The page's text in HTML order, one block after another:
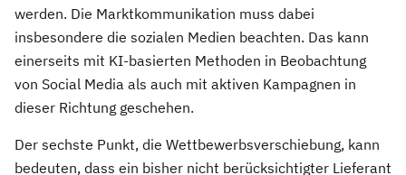
werden. Die Marktkommunikation muss dabei
insbesondere die sozialen Medien beachten. Das kann
einerseits mit KI-basierten Methoden in Beobachtung
von Social Media als auch mit aktiven Kampagnen in
dieser Richtung geschehen.
Der sechste Punkt, die Wettbewerbsverschiebung, kann
bedeuten, dass ein bisher nicht berücksichtigter Lieferant